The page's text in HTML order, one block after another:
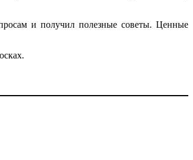
и получил полезные советы. Ценные